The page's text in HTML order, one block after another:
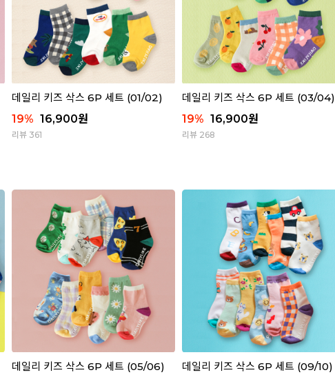
데일리 키즈 삭스 6P 세트 (01/02)
19% 16,900원
리뷰 361
데일리 키즈 삭스 6P 세트 (03/04)
19% 16,900원
리뷰 268
데일리 키즈 삭스 6P 세트 (05/06)
데일리 키즈 삭스 6P 세트 (09/10)